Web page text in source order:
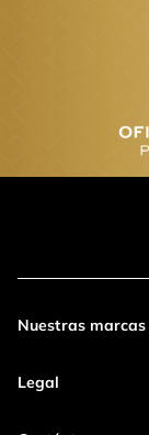
Nuestras marcas
Legal